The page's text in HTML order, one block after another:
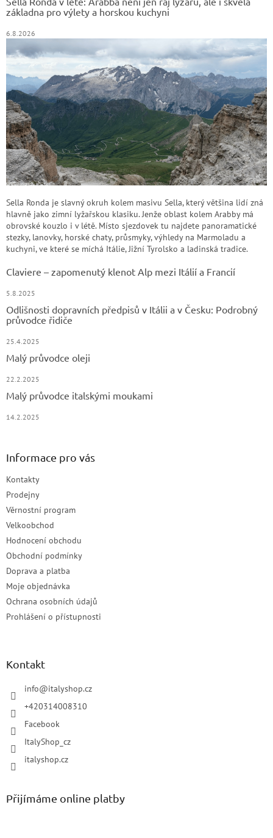
základna pro výlety a horskou kuchyni
6.8.2026
Sella Ronda je slavný okruh kolem masivu Sella, který většina lidí zná
hlavně jako zimní lyžařskou klasiku. Jenže oblast kolem Arabby má
obrovské kouzlo i v létě. Místo sjezdovek tu najdete panoramatické
stezky, lanovky, horské chaty, průsmyky, výhledy na Marmoladu a
kuchyni, ve které se míchá Itálie, Jižní Tyrolsko a ladinská tradice.
Claviere – zapomenutý klenot Alp mezi Itálií a Francií
5.8.2025
Odlišnosti dopravních předpisů v Itálii a v Česku: Podrobný
průvodce řidiče
25.4.2025
Malý průvodce oleji
22.2.2025
Malý průvodce italskými moukami
14.2.2025
Informace pro vás
Kontakty
Prodejny
Věrnostní program
Velkoobchod
Hodnocení obchodu
Obchodní podmínky
Doprava a platba
Moje objednávka
Ochrana osobních údajů
Prohlášení o přístupnosti
Kontakt
info@italyshop.cz
+420314008310
Facebook
ItalyShop_cz
italyshop.cz
Přijímáme online platby